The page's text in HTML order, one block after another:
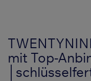
mit Top-